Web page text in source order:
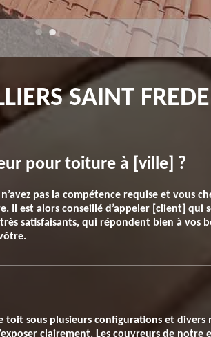
SAINT
pour toiture à [ville] ?
pas la compétence requise et vous
Il est alors conseillé d’appeler [client] qui
satisfaisants, qui répondent bien à vos
sous plusieurs configurations et
clairement. Les couvreurs de